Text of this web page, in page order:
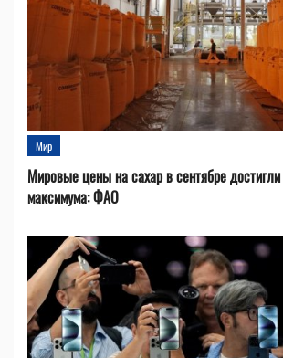
Мир
Мировые цены на сахар в сентябре достигли
максимума: ФАО